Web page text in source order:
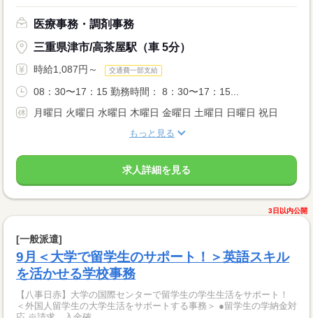
医療事務・調剤事務
三重県津市/高茶屋駅（車 5分）
時給1,087円～ 交通費一部支給
08：30〜17：15 勤務時間： 8：30〜17：15...
月曜日 火曜日 水曜日 木曜日 金曜日 土曜日 日曜日 祝日
もっと見る
求人詳細を見る
3日以内公開
[一般派遣]
9月＜大学で留学生のサポート！＞英語スキル
を活かせる学校事務
【八事日赤】大学の国際センターで留学生の学生生活をサポート！
＜外国人留学生の大学生活をサポートする事務＞ ●留学生の学納金対